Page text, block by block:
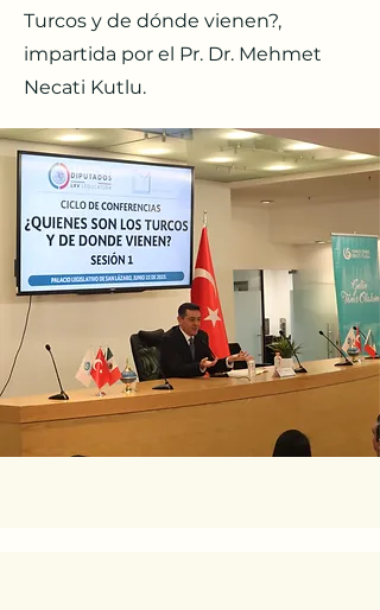
Turcos y de dónde vienen?,
impartida por el Pr. Dr. Mehmet
Necati Kutlu.